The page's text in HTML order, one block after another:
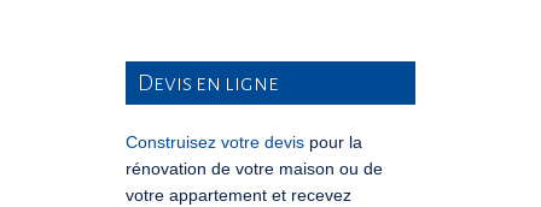
Devis en ligne
Construisez votre devis pour la
rénovation de votre maison ou de
votre appartement et recevez